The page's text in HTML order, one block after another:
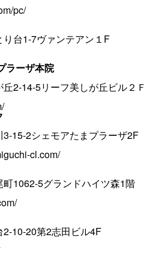
pc/
台1-7ヴァンテアン１F
ラーザ本院
2-14-5リーフ美しが丘ビル２Ｆ
15-2シェモアたまプラーザ2F
cl.com/
1062-5グランドハイツ森1階
10-20第2志田ビル4F